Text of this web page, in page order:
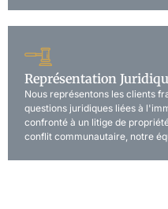
Représentation
Nous représentons les clients
questions juridiques liées à
confronté à un litige de
conflit communautaire, notre